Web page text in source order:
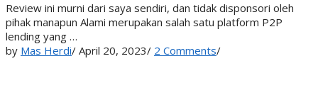
Review ini murni dari saya sendiri, dan tidak disponsori oleh
pihak manapun Alami merupakan salah satu platform P2P
lending yang …
by Mas Herdi/ April 20, 2023/ 2 Comments/